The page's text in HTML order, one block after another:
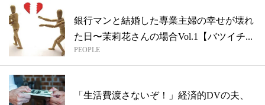
銀行マンと結婚した専業主婦の幸せが壊れ
た日〜茉莉花さんの場合Vol.1【バツイチ...
PEOPLE
「生活費渡さないぞ！」経済的DVの夫、